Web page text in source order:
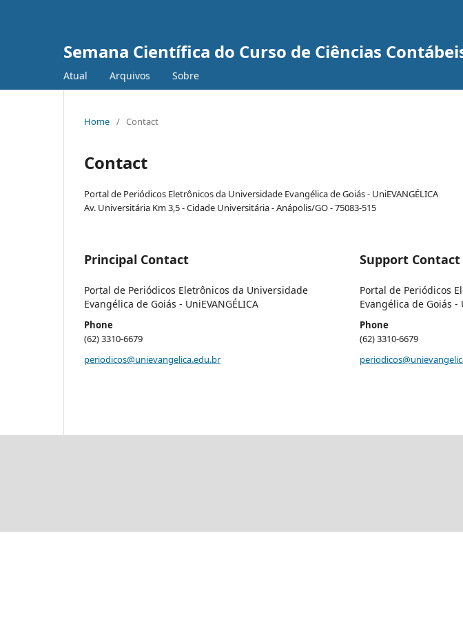
Semana Científica do Curso de Ciências
Atual Arquivos Sobre
Home / Contact
Contact
Portal de Periódicos Eletrônicos da Universidade Evangélica de Goiás - UniEVANGÉLICA
Av. Universitária Km 3,5 - Cidade Universitária - Anápolis/GO - 75083-515
Principal Contact
Portal de Periódicos Eletrônicos da Universidade
Evangélica de Goiás - UniEVANGÉLICA
Phone
(62) 3310-6679
periodicos@unievangelica.edu.br
Support Contact
Portal de Periódicos
Evangélica de Goiás -
Phone
(62) 3310-6679